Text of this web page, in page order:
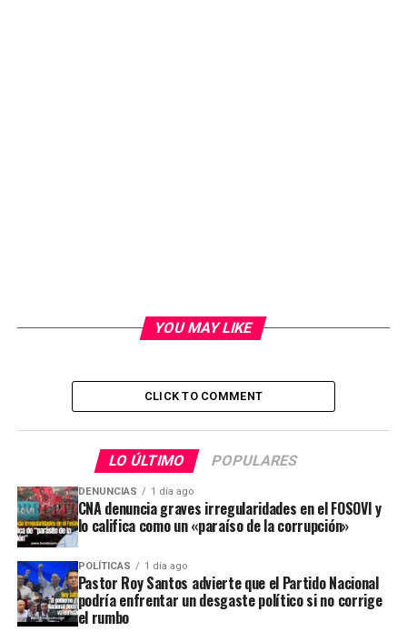
YOU MAY LIKE
CLICK TO COMMENT
LO ÚLTIMO POPULARES
DENUNCIAS 1 día ago
CNA denuncia graves irregularidades en el FOSOVI y
lo califica como un «paraíso de la corrupción»
POLÍTICAS 1 día ago
Pastor Roy Santos advierte que el Partido Nacional
podría enfrentar un desgaste político si no corrige
el rumbo